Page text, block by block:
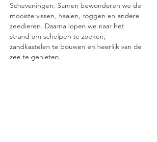
Scheveningen. Samen bewonderen we de
mooiste vissen, haaien, roggen en andere
zeedieren. Daarna lopen we naar het
strand om schelpen te zoeken,
zandkastelen te bouwen en heerlijk van de
zee te genieten.